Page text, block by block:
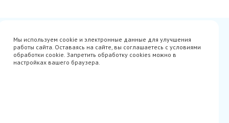
Avito
Акции
Гарантия
Оплата
Производители
Мы используем cookie и электронные данные для улучшения
работы сайта. Оставаясь на сайте, вы соглашаетесь с условиями
обработки cookie. Запретить обработку cookies можно в
настройках вашего браузера.